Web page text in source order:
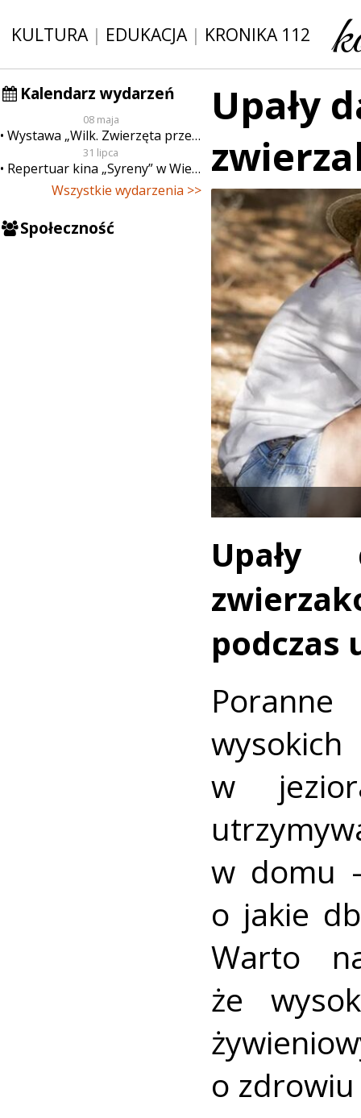
KULTURA| EDUKACJA| KRONIKA 112
Kalendarz wydarzeń
08 maja
Wystawa „Wilk. Zwierzęta przeklęte”
31 lipca
Repertuar kina „Syreny” w Wieluniu w dn. od 31 lipca do 6 sierpnia
Wszystkie wydarzenia >>
Społeczność
Upały
podczas
w
w domu
o jakie
Warto
że
o